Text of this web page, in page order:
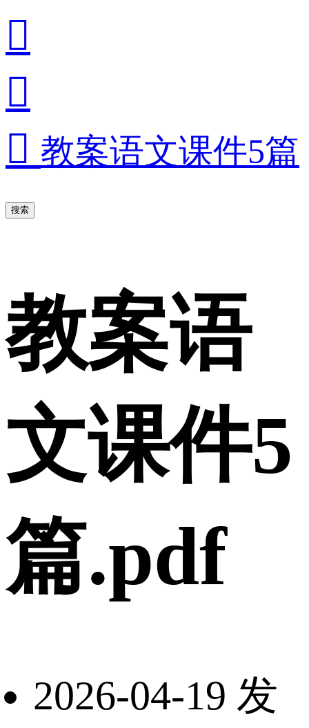


 教案语文课件5篇
搜索
教案语
文课件5
篇.pdf
2026-04-19 发